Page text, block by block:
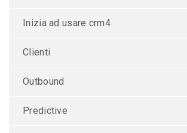
Inizia ad usare crm4
Clienti
Outbound
Predictive